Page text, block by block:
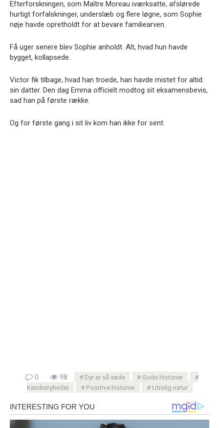
Efterforskningen, som Maître Moreau iværksatte, afslørede
hurtigt forfalskninger, underslæb og flere løgne, som Sophie
nøje havde opretholdt for at bevare familiearven.
Få uger senere blev Sophie anholdt. Alt, hvad hun havde
bygget, kollapsede.
Victor fik tilbage, hvad han troede, han havde mistet for altid:
sin datter. Den dag Emma officielt modtog sit eksamensbevis,
sad han på første række.
Og for første gang i sit liv kom han ikke for sent.
0 98 Dyr er så søde
Gode ​​historier
Kendisnyheder
Positive historier Utrolig natur